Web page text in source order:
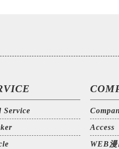
Service
Access
WEB漫